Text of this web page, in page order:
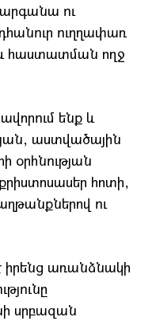
ու
ուղղափառ
հաստատման ողջ
ենք և
աստվածային
օրհնության
հոտի,
ու
առանձնակի
սրբազան